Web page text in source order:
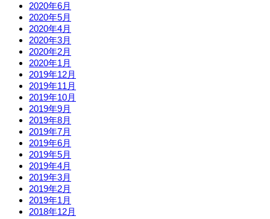
2020年6月
2020年5月
2020年4月
2020年3月
2020年2月
2020年1月
2019年12月
2019年11月
2019年10月
2019年9月
2019年8月
2019年7月
2019年6月
2019年5月
2019年4月
2019年3月
2019年2月
2019年1月
2018年12月